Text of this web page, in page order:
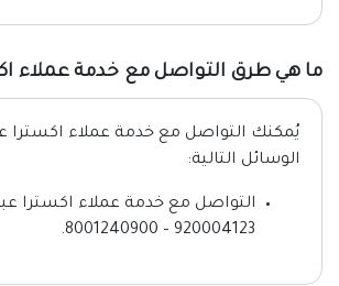
ما هي طرق التواصل مع خدمة عملاء
يُمكنك التواصل مع خدمة عملاء اكسترا
الوسائل التالية:
التواصل مع خدمة عملاء اكسترا
920004123 – 8001240900.